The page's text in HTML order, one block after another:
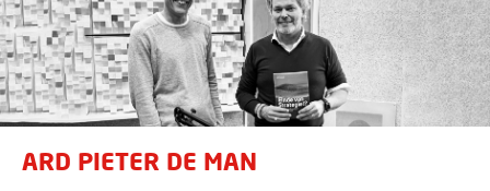
ARD PIETER DE MAN